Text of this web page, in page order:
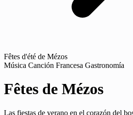
Fêtes d'été de Mézos
Música Canción Francesa Gastronomía
Fêtes de Mézos
Las fiestas de verano en el corazón del